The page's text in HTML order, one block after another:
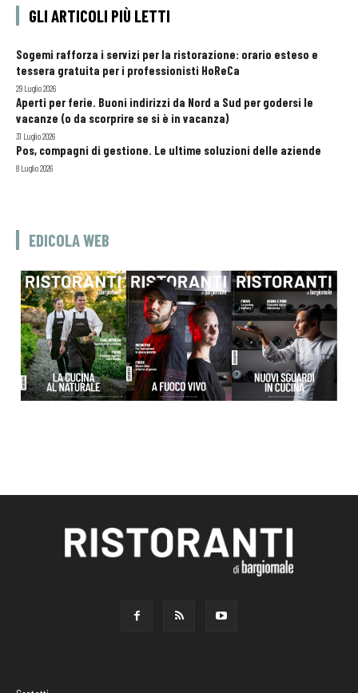
GLI ARTICOLI PIÙ LETTI
Sogemi rafforza i servizi per la ristorazione: orario esteso e
tessera gratuita per i professionisti HoReCa
29 Luglio 2026
Aperti per ferie. Buoni indirizzi da Nord a Sud per godersi le
vacanze (o da scorprire se si è in vacanza)
31 Luglio 2026
Pos, compagni di gestione. Le ultime soluzioni delle aziende
8 Luglio 2026
EDICOLA WEB